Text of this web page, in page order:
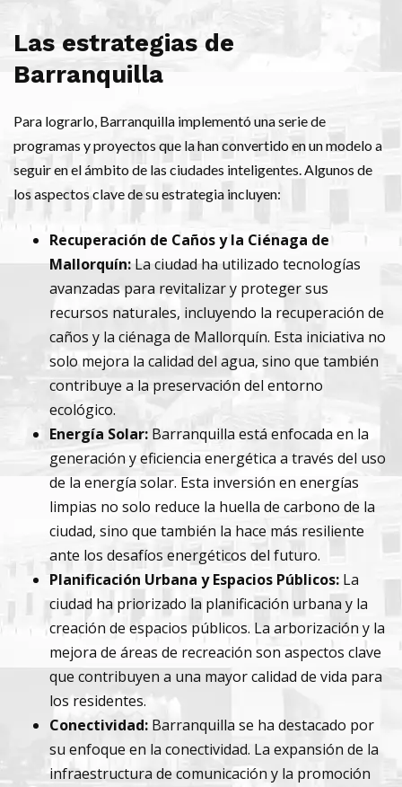
Las estrategias de
Barranquilla
Para lograrlo, Barranquilla implementó una serie de
programas y proyectos que la han convertido en un modelo a
seguir en el ámbito de las ciudades inteligentes. Algunos de
los aspectos clave de su estrategia incluyen:
Recuperación de Caños y la Ciénaga de
Mallorquín:La ciudad ha utilizado tecnologías
avanzadas para revitalizar y proteger sus
recursos naturales, incluyendo la recuperación de
caños y la ciénaga de Mallorquín. Esta iniciativa no
solo mejora la calidad del agua, sino que también
contribuye a la preservación del entorno
ecológico.
Energía Solar: Barranquilla está enfocada en la
generación y eficiencia energética a través del uso
de la energía solar. Esta inversión en energías
limpias no solo reduce la huella de carbono de la
ciudad, sino que también la hace más resiliente
ante los desafíos energéticos del futuro.
Planificación Urbana y Espacios Públicos: La
ciudad ha priorizado la planificación urbana y la
creación de espacios públicos. La arborización y la
mejora de áreas de recreación son aspectos clave
que contribuyen a una mayor calidad de vida para
los residentes.
Conectividad: Barranquilla se ha destacado por
su enfoque en la conectividad. La expansión de la
infraestructura de comunicación y la promoción